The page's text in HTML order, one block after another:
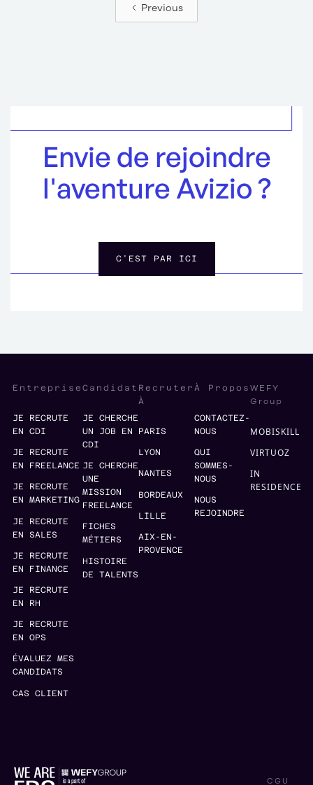
Previous
Envie de rejoindre
l'aventure Avizio ?
C'EST PAR ICI
Entreprise
JE RECRUTE
EN CDI
JE RECRUTE
EN FREELANCE
JE RECRUTE
EN MARKETING
JE RECRUTE
EN SALES
JE RECRUTE
EN FINANCE
JE RECRUTE
EN RH
JE RECRUTE
EN OPS
ÉVALUEZ MES
CANDIDATS
CAS CLIENT
Candidat
JE CHERCHE
UN JOB EN
CDI
JE CHERCHE
UNE
MISSION
FREELANCE
FICHES
MÉTIERS
HISTOIRE
DE TALENTS
Recruter
À
PARIS
LYON
NANTES
BORDEAUX
LILLE
AIX-EN-
PROVENCE
À Propos
CONTACTEZ-
NOUS
QUI
SOMMES-
NOUS
NOUS
REJOINDRE
WEFY
Group
MOBISKILL
VIRTUOZ
IN
RESIDENCE
CGU